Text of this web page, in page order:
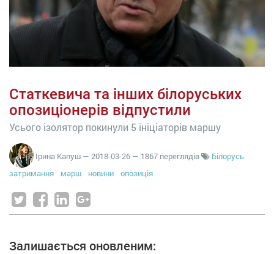
Статкевича та інших білоруських
опозиціонерів відпустили
Усього ізолятор покинули 5 ініціаторів маршу
Ірина Капуш — 2018-03-26 — 1867 переглядів
Білорусь
затримання
марш новини опозиція
Залишається оновленим: